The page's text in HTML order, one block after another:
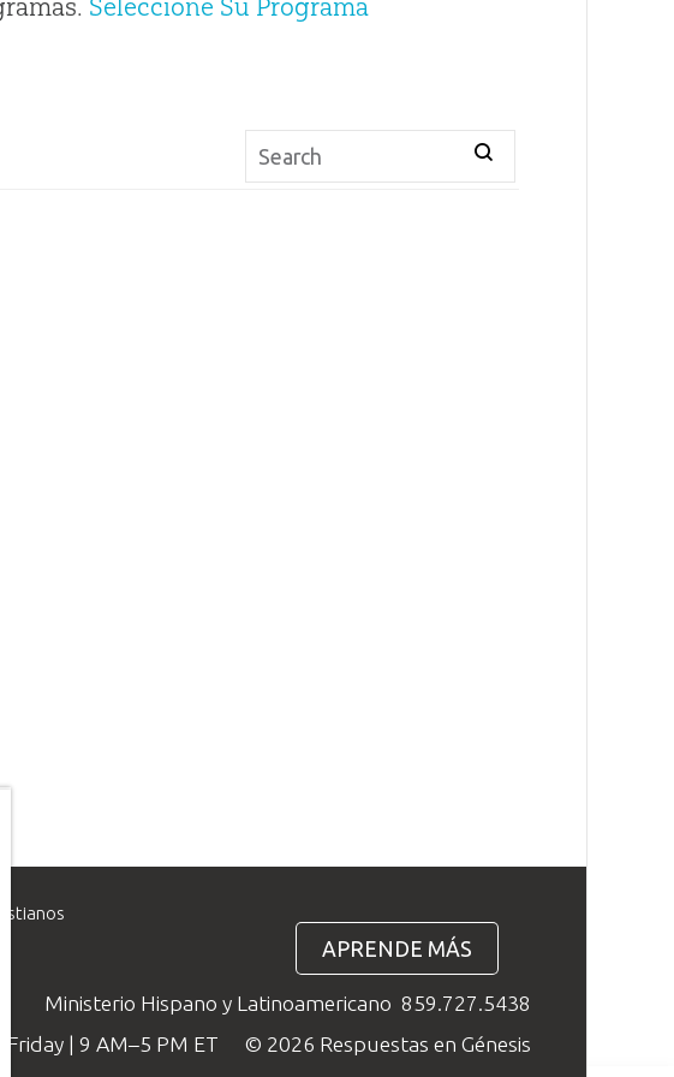
Seleccione Su Programa
APRENDE MÁS
Ministerio Hispano y Latinoamericano 859.727.5438
| 9 AM–5 PM ET
© 2026 Respuestas en Génesis